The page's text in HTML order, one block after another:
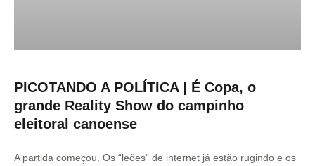
PICOTANDO A POLÍTICA | É Copa, o
grande Reality Show do campinho
eleitoral canoense
A partida começou. Os “leões” de internet já estão rugindo e os